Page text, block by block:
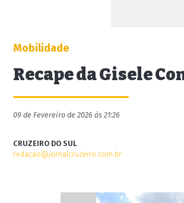
Mobilidade
Recape da Gisele
09 de Fevereiro de 2026 às 21:26
CRUZEIRO DO SUL
redacao@jornalcruzeiro.com.br